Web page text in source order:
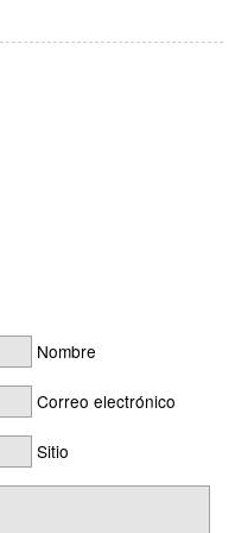
Nombre
Correo electrónico
Sitio